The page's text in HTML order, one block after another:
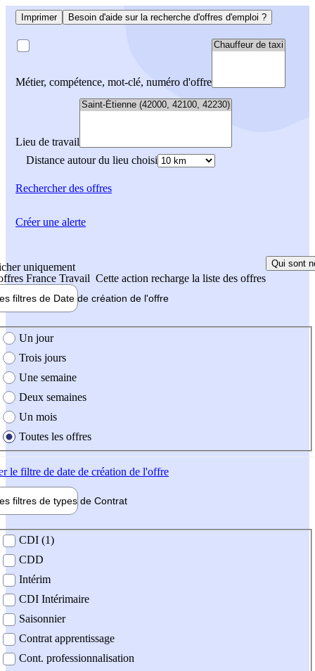
Imprimer Besoin d'aide sur la recherche d'offres d'emploi ?
Métier, compétence, mot-clé, numéro d'offre
Lieu de travail
Distance autour du lieu choisi
Rechercherdes offres
uniquement
France Travail Cette action recharge la liste des offres
Qui sont
filtres de Date de création de l'offre
création de l'offre
Un jour
Trois jours
Une semaine
Deux semaines
Un mois
Toutes les offres
le filtre de date de création de l'offre
filtres de types de Contrat
contrat
CDI (1)
CDD
Intérim
CDI Intérimaire
Saisonnier
Contrat apprentissage
Cont. professionnalisation
Créer une alerte